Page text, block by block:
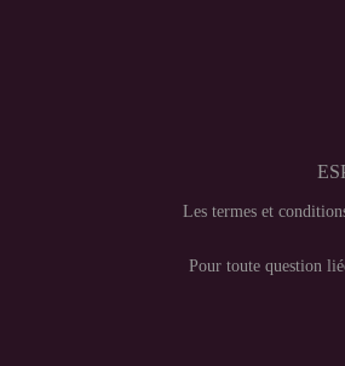
Les termes et
Pour toute question